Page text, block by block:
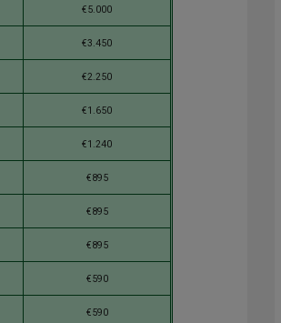
€5.000
€3.450
€2.250
€1.650
€1.240
€895
€895
€895
€590
€590